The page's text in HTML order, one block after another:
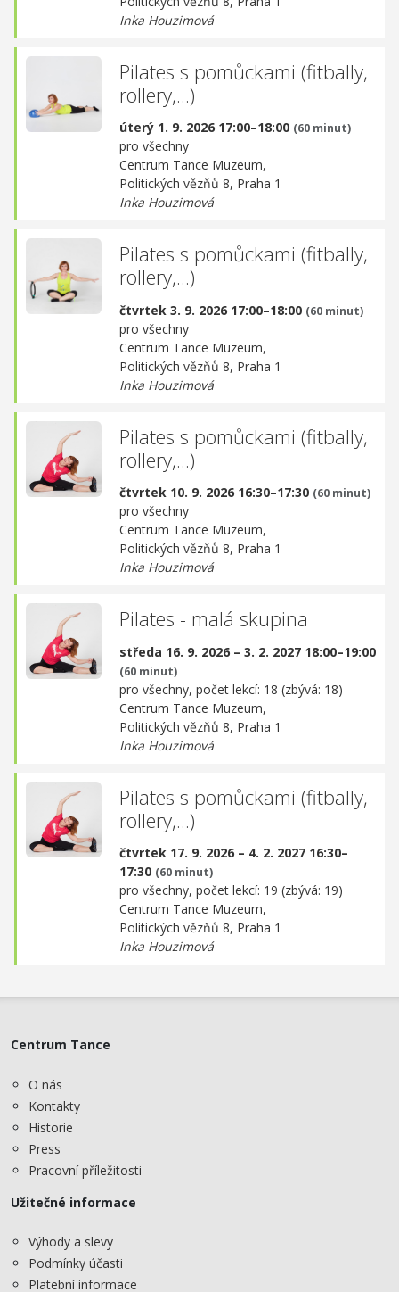
Inka Houzimová
Pilates s pomůckami (fitbally,
rollery,...)
úterý 1. 9. 2026 17:00–18:00 (60 minut)
pro všechny
Centrum Tance Muzeum,
Politických vězňů 8, Praha 1
Inka Houzimová
Pilates s pomůckami (fitbally,
rollery,...)
čtvrtek 3. 9. 2026 17:00–18:00 (60 minut)
pro všechny
Centrum Tance Muzeum,
Politických vězňů 8, Praha 1
Inka Houzimová
Pilates s pomůckami (fitbally,
rollery,...)
čtvrtek 10. 9. 2026 16:30–17:30 (60 minut)
pro všechny
Centrum Tance Muzeum,
Politických vězňů 8, Praha 1
Inka Houzimová
Pilates - malá skupina
středa 16. 9. 2026 – 3. 2. 2027 18:00–19:00
(60 minut)
pro všechny, počet lekcí: 18 (zbývá: 18)
Centrum Tance Muzeum,
Politických vězňů 8, Praha 1
Inka Houzimová
Pilates s pomůckami (fitbally,
rollery,...)
čtvrtek 17. 9. 2026 – 4. 2. 2027 16:30–
17:30 (60 minut)
pro všechny, počet lekcí: 19 (zbývá: 19)
Centrum Tance Muzeum,
Politických vězňů 8, Praha 1
Inka Houzimová
Centrum Tance
O nás
Kontakty
Historie
Press
Pracovní příležitosti
Užitečné informace
Výhody a slevy
Podmínky účasti
Platební informace